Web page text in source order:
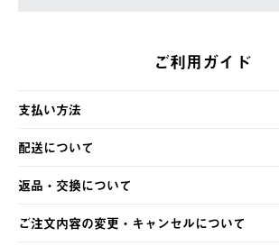
ご利用ガイド
支払い方法
以下のいずれかの方法でお支払いいただけます
・クレジットカード決済
・コンビニ決済
・Pay-easy決済
配送について
【発送スケジュール】
ご注文・ご入金完了より2営業日以内に商品を
土日祝の発送はございませんので、木曜日以
の発送となる場合がございます。
返品・交換について
※お客様都合の場合
ご注文内容の変更・キャンセルについて